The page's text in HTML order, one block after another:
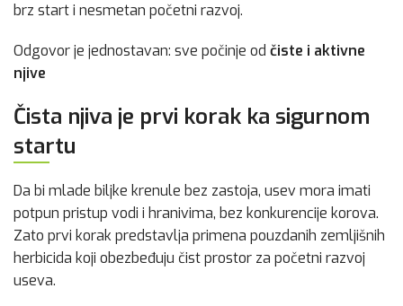
brz start i nesmetan početni razvoj.
Odgovor je jednostavan: sve počinje od čiste i aktivne
njive
Čista njiva je prvi korak ka sigurnom
startu
Da bi mlade biljke krenule bez zastoja, usev mora imati
potpun pristup vodi i hranivima, bez konkurencije korova.
Zato prvi korak predstavlja primena pouzdanih zemljišnih
herbicida koji obezbeđuju čist prostor za početni razvoj
useva.